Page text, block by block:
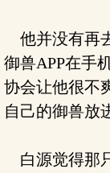
他并没有再
御兽APP在手
协会让他很不
自己的御兽放
白源觉得那